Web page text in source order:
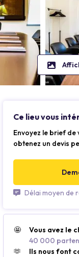
Ce lieu vous
Envoyez le brief
obtenez un devis
Délai moyen de
🤩
Vous avez le
40 000
🫶
Ils nous font